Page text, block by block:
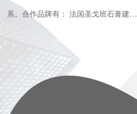
系。合作品牌有： 法国圣戈班石膏建…